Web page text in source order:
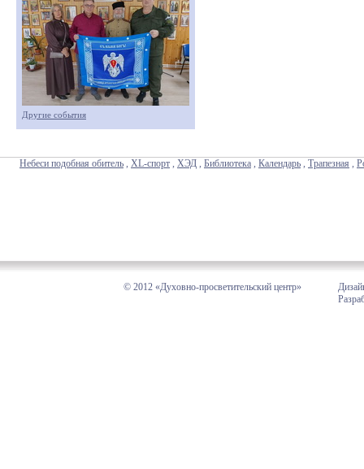
Другие события
Небеси подобная обитель , XL-спорт , ХЭД , Библиотека , Календарь , Трапезная ,
© 2012 «Духовно-просветительский центр»